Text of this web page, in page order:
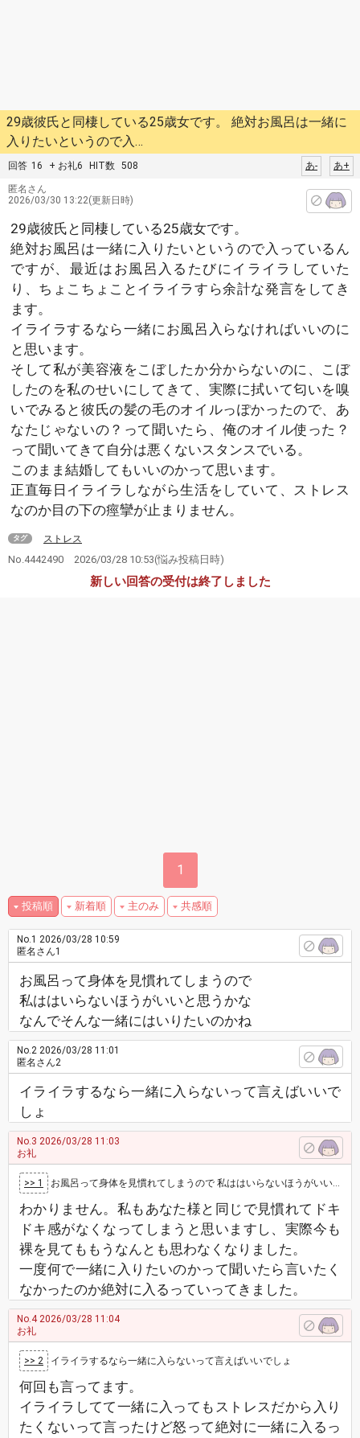
29歳彼氏と同棲している25歳女です。 絶対お風呂は一緒に
入りたいというので入…
回答 16 + お礼6 HIT数 508 あ+
あ-
匿名さん
2026/03/30 13:22(更新日時)
29歳彼氏と同棲している25歳女です。
絶対お風呂は一緒に入りたいというので入っているん
ですが、最近はお風呂入るたびにイライラしていた
り、ちょこちょことイライラすら余計な発言をしてき
ます。
イライラするなら一緒にお風呂入らなければいいのに
と思います。
そして私が美容液をこぼしたか分からないのに、こぼ
したのを私のせいにしてきて、実際に拭いて匂いを嗅
いでみると彼氏の髪の毛のオイルっぽかったので、あ
なたじゃないの？って聞いたら、俺のオイル使った？
って聞いてきて自分は悪くないスタンスでいる。
このまま結婚してもいいのかって思います。
正直毎日イライラしながら生活をしていて、ストレス
なのか目の下の痙攣が止まりません。
タグ ストレス
No.4442490 2026/03/28 10:53(悩み投稿日時)
新しい回答の受付は終了しました
1
投稿順 新着順 主のみ 共感順
No.1 2026/03/28 10:59
匿名さん1
お風呂って身体を見慣れてしまうので
私ははいらないほうがいいと思うかな
なんでそんな一緒にはいりたいのかね
No.2 2026/03/28 11:01
匿名さん2
イライラするなら一緒に入らないって言えばいいで
しょ
No.3 2026/03/28 11:03
お礼
>> 1 お風呂って身体を見慣れてしまうので 私ははいらないほうがいいと思うかな なんでそんな一緒にはいりたいのかね
わかりません。私もあなた様と同じで見慣れてドキ
ドキ感がなくなってしまうと思いますし、実際今も
裸を見てももうなんとも思わなくなりました。
一度何で一緒に入りたいのかって聞いたら言いたく
なかったのか絶対に入るっていってきました。
No.42026/03/28 11:04
お礼
>> 2 イライラするなら一緒に入らないって言えばいいでしょ
何回も言ってます。
イライラしてて一緒に入ってもストレスだから入り
たくないって言ったけど怒って絶対に一緒に入るっ